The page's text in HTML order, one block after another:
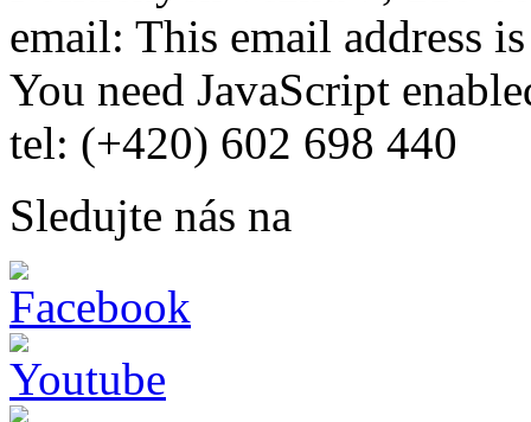
email: This email address
You need JavaScript
tel: (+420) 602 698 440
Sledujte nás na